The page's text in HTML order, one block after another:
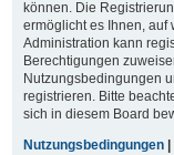
können. Die
ermöglicht es Ihnen, auf
Administration kann
Berechtigungen
Nutzungsbedingungen
registrieren. Bitte
sich in diesem Board
Nutzungsbedingungen|